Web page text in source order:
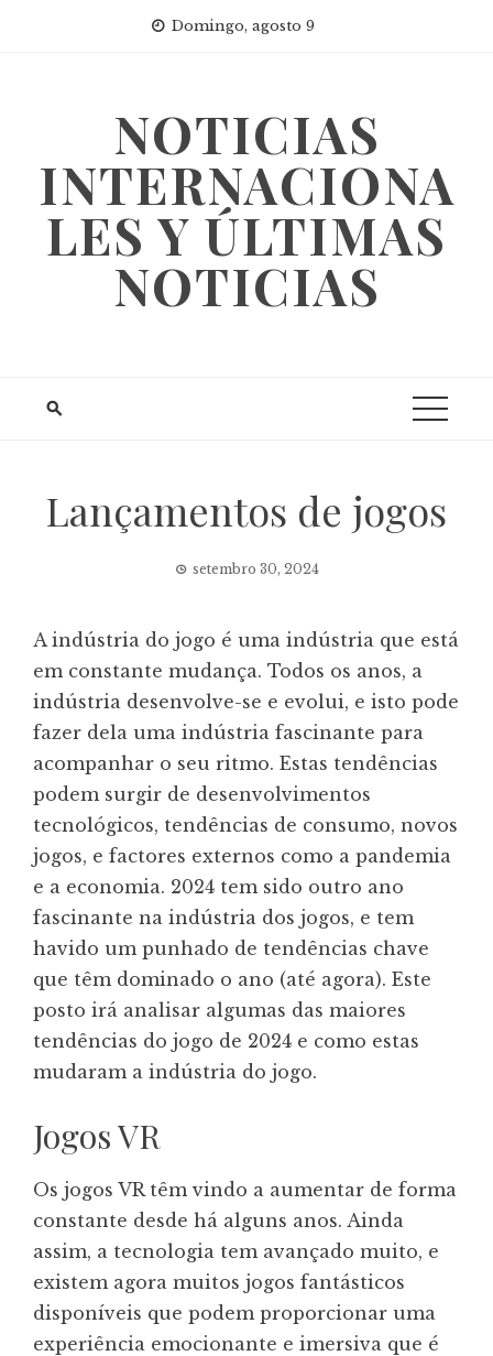
Domingo, agosto 9
NOTICIAS
INTERNACIONA
LES Y ÚLTIMAS
NOTICIAS
Lançamentos de jogos
setembro 30, 2024
A indústria do jogo é uma indústria que está
em constante mudança. Todos os anos, a
indústria desenvolve-se e evolui, e isto pode
fazer dela uma indústria fascinante para
acompanhar o seu ritmo. Estas tendências
podem surgir de desenvolvimentos
tecnológicos, tendências de consumo, novos
jogos, e factores externos como a pandemia
e a economia. 2024 tem sido outro ano
fascinante na indústria dos jogos, e tem
havido um punhado de tendências chave
que têm dominado o ano (até agora). Este
posto irá analisar algumas das maiores
tendências do jogo de 2024 e como estas
mudaram a indústria do jogo.
Jogos VR
Os jogos VR têm vindo a aumentar de forma
constante desde há alguns anos. Ainda
assim, a tecnologia tem avançado muito, e
existem agora muitos jogos fantásticos
disponíveis que podem proporcionar uma
experiência emocionante e imersiva que é